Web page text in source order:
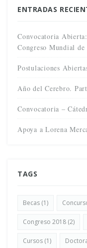
ENTRADAS
Convocatoria
Congreso Mundial
Postulaciones
Año del Cerebro.
Convocatoria –
Apoya a Lorena
TAGS
Becas (1)
Congreso 2018 (2)
Cursos (1)